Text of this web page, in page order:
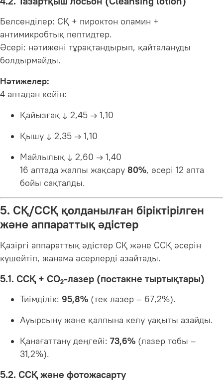
Белсенділер: СҚ + пироктон оламин +
антимикробтық пептидтер.
Әсері: нәтижені тұрақтандырып, қайталануды
болдырмайды.
Нәтижелер:
4 аптадан кейін:
Қайызғақ ↓ 2,45 → 1,10
Қышу ↓ 2,35 → 1,10
Майлылық ↓ 2,60 → 1,40
16 аптада жалпы жақсару 80%, әсері 12 апта
бойы сақталды.
5. СҚ/ССҚ қолданылған біріктірілген
және аппараттық әдістер
Қазіргі аппараттық әдістер СҚ және ССҚ әсерін
күшейтіп, жанама әсерлерді азайтады.
5.1. ССҚ + CO₂-лазер (постакне тыртықтары)
Тиімділік: 95,8% (тек лазер – 67,2%).
Ауырсыну және қалпына келу уақыты азайды.
Қанағаттану деңгейі: 73,6% (лазер тобы –
31,2%).
5.2. ССҚ және фотожасарту